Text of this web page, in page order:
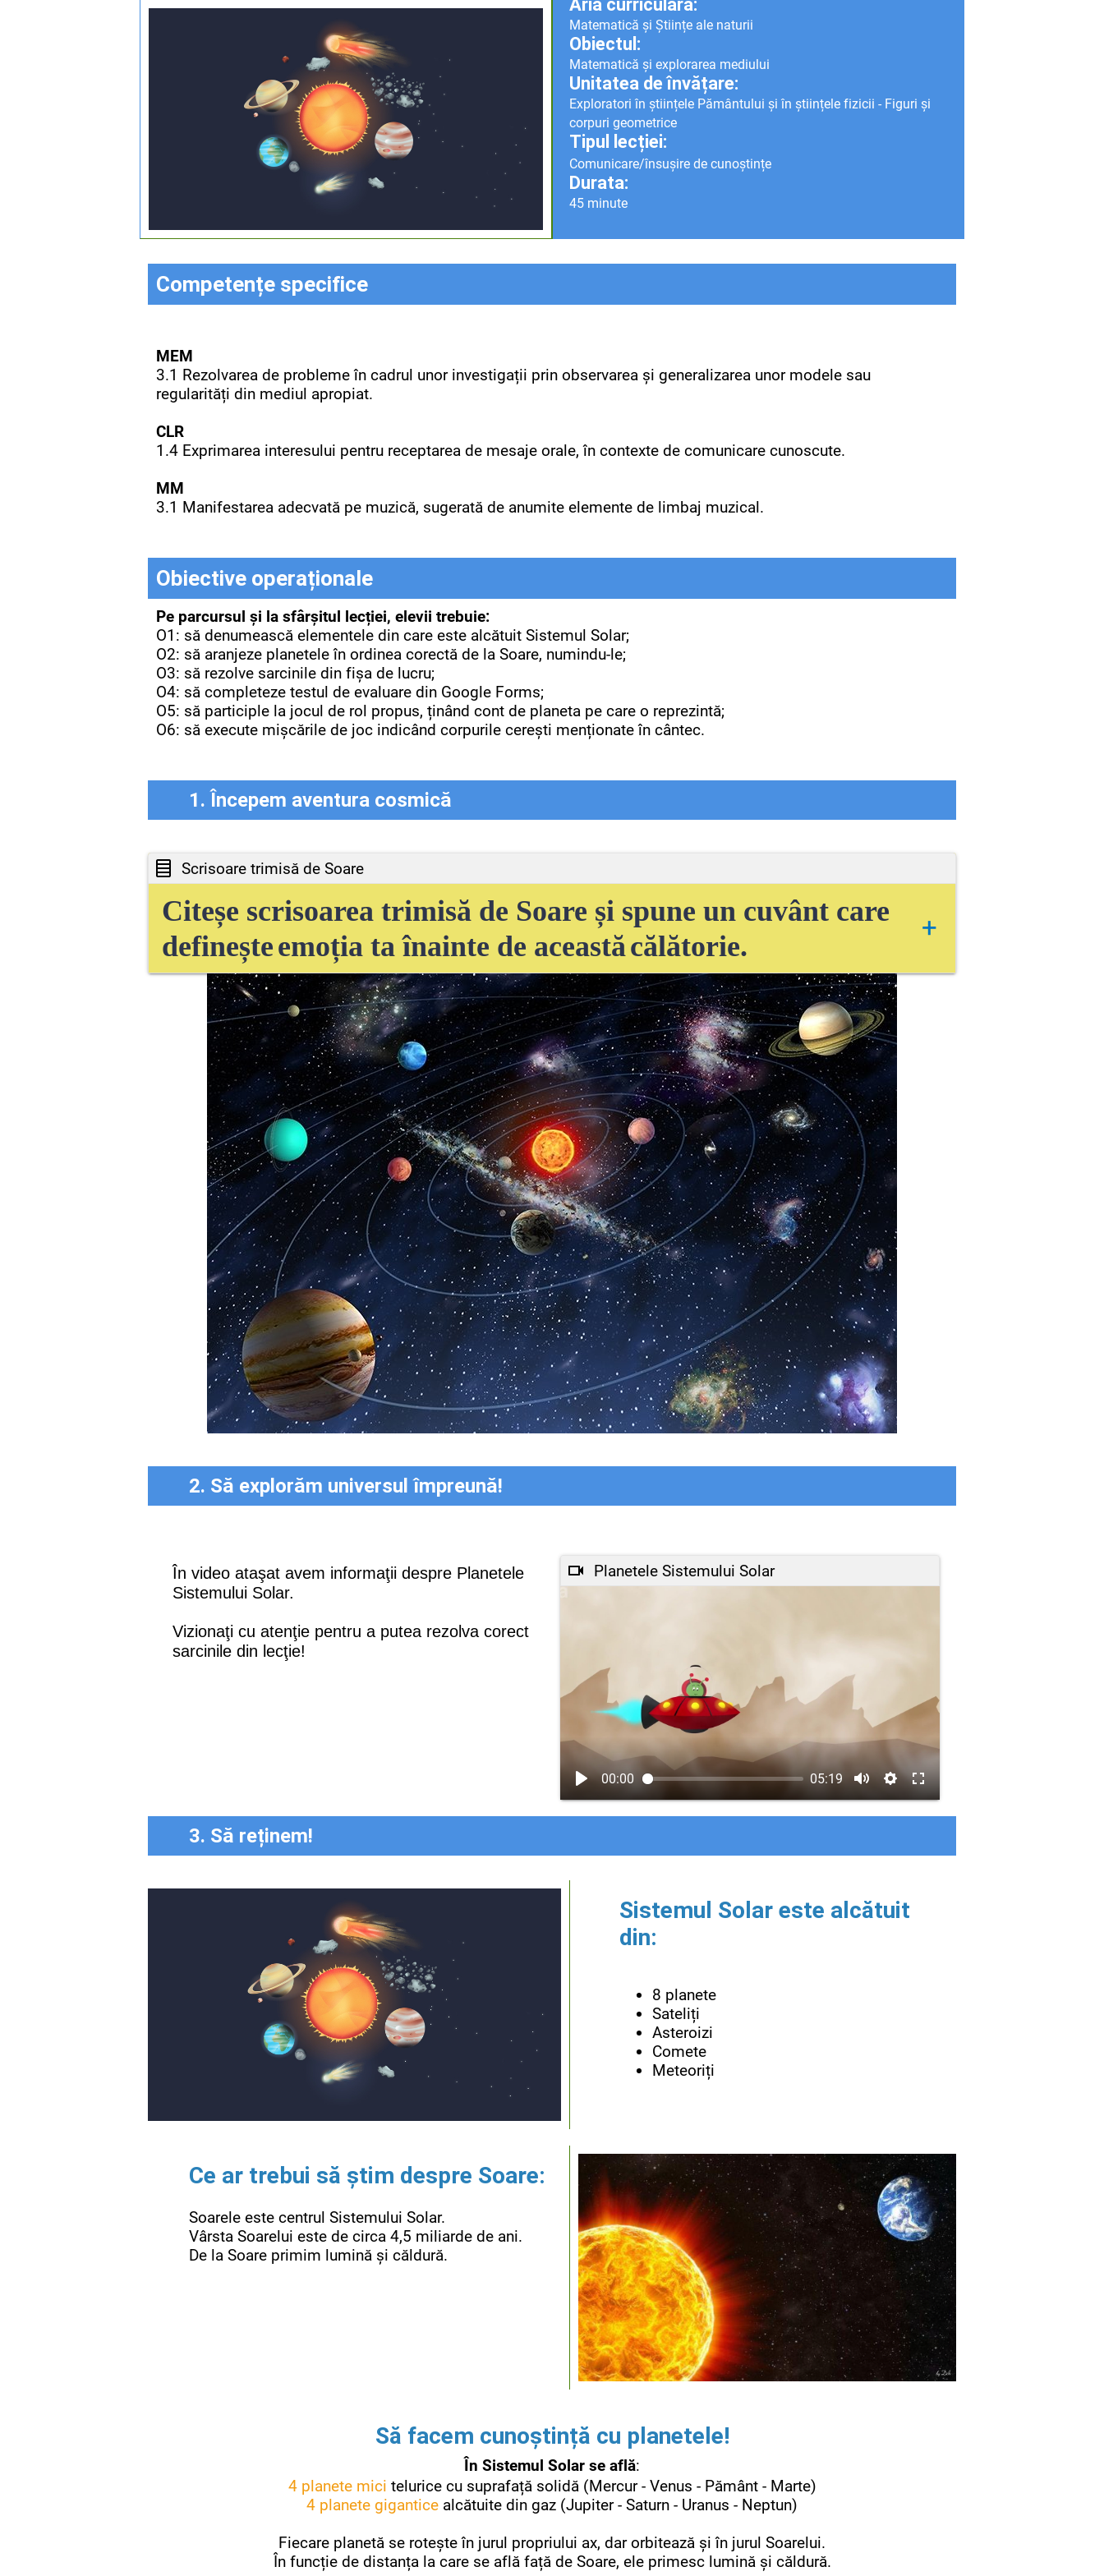
Aria curriculară:
Matematică și Științe ale naturii
Obiectul:
Matematică și explorarea mediului
Unitatea de învățare:
Exploratori în științele Pământului și în științele fizicii - Figuri și
corpuri geometrice
Tipul lecției:
Comunicare/însușire de cunoștințe
Durata:
45 minute
Competențe specifice
MEM
3.1 Rezolvarea de probleme în cadrul unor investigații prin observarea și generalizarea unor modele sau
regularități din mediul apropiat.
CLR
1.4 Exprimarea interesului pentru receptarea de mesaje orale, în contexte de comunicare cunoscute.
MM
3.1 Manifestarea adecvată pe muzică, sugerată de anumite elemente de limbaj muzical.
Obiective operaționale
Pe parcursul și la sfârșitul lecției, elevii trebuie:
O1: să denumească elementele din care este alcătuit Sistemul Solar;
O2: să aranjeze planetele în ordinea corectă de la Soare, numindu-le;
O3: să rezolve sarcinile din fișa de lucru;
O4: să completeze testul de evaluare din Google Forms;
O5: să participle la jocul de rol propus, ținând cont de planeta pe care o reprezintă;
O6: să execute mișcările de joc indicând corpurile cerești menționate în cântec.
1. Începem aventura cosmică
Scrisoare trimisă de Soare
Citeșe scrisoarea trimisă de Soare și spune un cuvânt care
defineșteemoția taînainte de aceastăcălătorie.
+
Dragieleviastronauți,
Astăzi, la lecțiade MEM,vețiface ocălătorieînspațiu. Eu-Soarele,planetele,
sateliții naturaliaiacestora,cometele,meteorițiivăvomfascinaprinformă,mărime
culoare,mișcare.
Succes,astronauțicurioși!
prafinterplanetar,
vostru SOARE
2. Să explorăm universul împreună!
În video ataşat avem informaţii despre Planetele
Sistemului Solar.
Vizionaţi cu atenţie pentru a putea rezolva corect
sarcinile din lecţie!
Planetele Sistemului Solar
00:00 05:19
3. Să reținem!
Sistemul Solar este alcătuit
din:
8 planete
Sateliți
Asteroizi
Comete
Meteoriți
Ce ar trebui să știm despre Soare:
Soarele este centrul Sistemului Solar.
Vârsta Soarelui este de circa 4,5 miliarde de ani.
De la Soare primim lumină și căldură.
Să facem cunoștință cu planetele!
În Sistemul Solar se află:
4 planete mici telurice cu suprafață solidă (Mercur - Venus - Pământ - Marte)
4 planete gigantice alcătuite din gaz (Jupiter - Saturn - Uranus - Neptun)
Fiecare planetă se rotește în jurul propriului ax, dar orbitează și în jurul Soarelui.
În funcție de distanța la care se află față de Soare, ele primesc lumină și căldură.